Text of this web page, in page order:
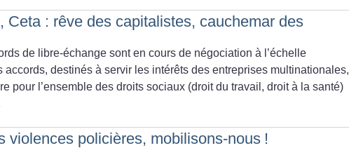
Ceta : rêve des capitalistes, cauchemar des
de libre-échange sont en cours de négociation à l’échelle
accords, destinés à servir les intérêts des entreprises multinationales,
pour l’ensemble des droits sociaux (droit du travail, droit à la santé)
violences policières, mobilisons-nous !